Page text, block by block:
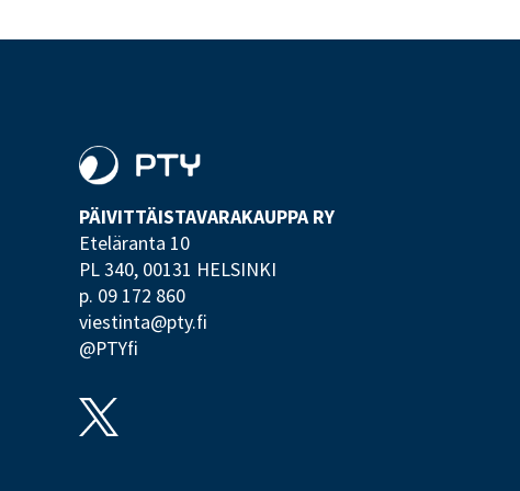
PÄIVITTÄISTAVARA­KAUPPA RY
Eteläranta 10
PL 340, 00131 HELSINKI
p. 09 172 860
viestinta@pty.fi
@PTYfi